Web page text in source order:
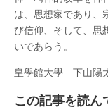
は、思想家であり、
び信仰、そして、思
いであらう。
皇學館大學 下山陽
この記事を読ん